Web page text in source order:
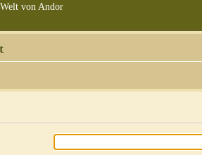
von Andor